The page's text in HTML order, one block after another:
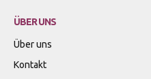
ÜBER UNS
Über uns
Kontakt